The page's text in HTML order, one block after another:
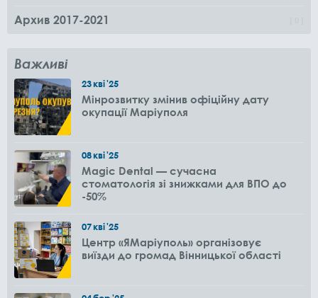
Архив 2017-2021
Важливі
23кві'25
Мінрозвитку змінив офіційну дату
окупації Маріуполя
08кві'25
Magic Dental — сучасна
стоматологія зі знижками для ВПО до
-50%
07кві'25
Центр «ЯМаріуполь» організовує
виїзди до громад Вінницької області